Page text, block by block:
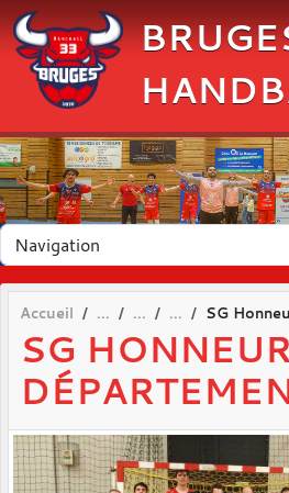
Accueil SG
SG
Panneau de gestion des cookies